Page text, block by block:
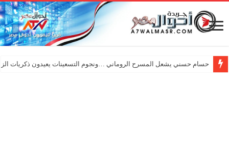
حسام حسني يشعل المسرح الروماني …ونجوم التسعينات يعيدون ذكريات